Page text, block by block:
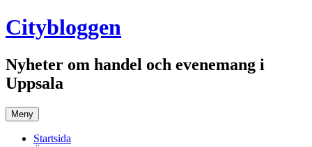
Hoppa
till
Citybloggen
Nyheter om handel och evenemang i
Uppsala
Meny
Startsida